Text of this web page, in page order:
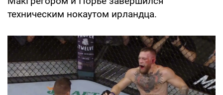
техническим нокаутом ирландца.